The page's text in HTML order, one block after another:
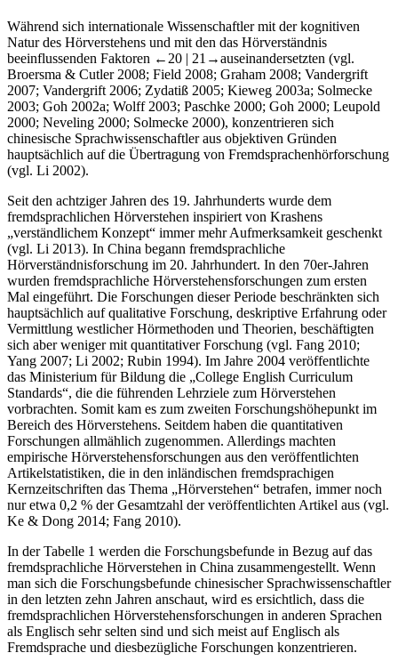
Während sich internationale Wissenschaftler mit der kognitiven
Natur des Hörverstehens und mit den das Hörverständnis
beeinflussenden Faktoren ←20 | 21→auseinandersetzten (vgl.
Broersma & Cutler 2008; Field 2008; Graham 2008; Vandergrift
2007; Vandergrift 2006; Zydatiß 2005; Kieweg 2003a; Solmecke
2003; Goh 2002a; Wolff 2003; Paschke 2000; Goh 2000; Leupold
2000; Neveling 2000; Solmecke 2000), konzentrieren sich
chinesische Sprachwissenschaftler aus objektiven Gründen
hauptsächlich auf die Übertragung von Fremdsprachenhörforschung
(vgl. Li 2002).
Seit den achtziger Jahren des 19. Jahrhunderts wurde dem
fremdsprachlichen Hörverstehen inspiriert von Krashens
„verständlichem Konzept“ immer mehr Aufmerksamkeit geschenkt
(vgl. Li 2013). In China begann fremdsprachliche
Hörverständnisforschung im 20. Jahrhundert. In den 70er-Jahren
wurden fremdsprachliche Hörverstehensforschungen zum ersten
Mal eingeführt. Die Forschungen dieser Periode beschränkten sich
hauptsächlich auf qualitative Forschung, deskriptive Erfahrung oder
Vermittlung westlicher Hörmethoden und Theorien, beschäftigten
sich aber weniger mit quantitativer Forschung (vgl. Fang 2010;
Yang 2007; Li 2002; Rubin 1994). Im Jahre 2004 veröffentlichte
das Ministerium für Bildung die „College English Curriculum
Standards“, die die führenden Lehrziele zum Hörverstehen
vorbrachten. Somit kam es zum zweiten Forschungshöhepunkt im
Bereich des Hörverstehens. Seitdem haben die quantitativen
Forschungen allmählich zugenommen. Allerdings machten
empirische Hörverstehensforschungen aus den veröffentlichten
Artikelstatistiken, die in den inländischen fremdsprachigen
Kernzeitschriften das Thema „Hörverstehen“ betrafen, immer noch
nur etwa 0,2 % der Gesamtzahl der veröffentlichten Artikel aus (vgl.
Ke & Dong 2014; Fang 2010).
In der Tabelle 1 werden die Forschungsbefunde in Bezug auf das
fremdsprachliche Hörverstehen in China zusammengestellt. Wenn
man sich die Forschungsbefunde chinesischer Sprachwissenschaftler
in den letzten zehn Jahren anschaut, wird es ersichtlich, dass die
fremdsprachlichen Hörverstehensforschungen in anderen Sprachen
als Englisch sehr selten sind und sich meist auf Englisch als
Fremdsprache und diesbezügliche Forschungen konzentrieren.